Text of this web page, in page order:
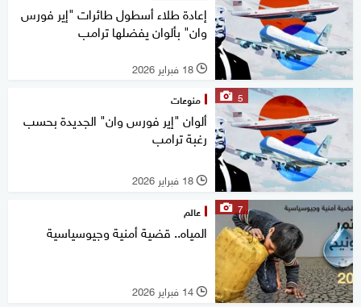
إعادة طلاء أسطول طائرات "إير فورس
وان" بألوان يفضلها ترامب
l 18 فبراير 2026
5 منوعات
ألوان "إير فورس وان" الجديدة بحسب
رغبة ترامب
l 18 فبراير 2026
7 عالم
المياه.. قضية أمنية وجيوسياسية
l 14 فبراير 2026